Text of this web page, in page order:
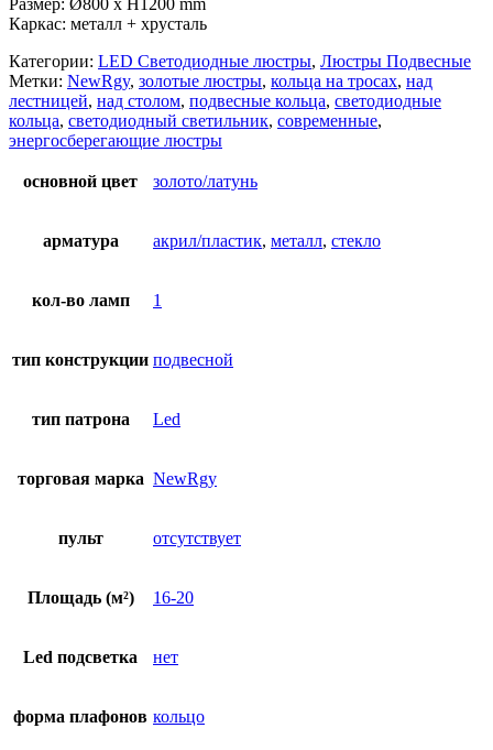
Каркас: металл + хрусталь
Категории: LED Светодиодные люстры, Люстры Подвесные
Метки: NewRgy, золотые люстры, кольца на тросах, над
лестницей, над столом, подвесные кольца, светодиодные
кольца, светодиодный светильник, современные,
энергосберегающие люстры
основной цвет золото/латунь
арматура акрил/пластик, металл, стекло
кол-во ламп 1
тип конструкции подвесной
тип патрона Led
торговая марка NewRgy
пульт отсутствует
Площадь (м²) 16-20
Led подсветка нет
форма плафонов кольцо